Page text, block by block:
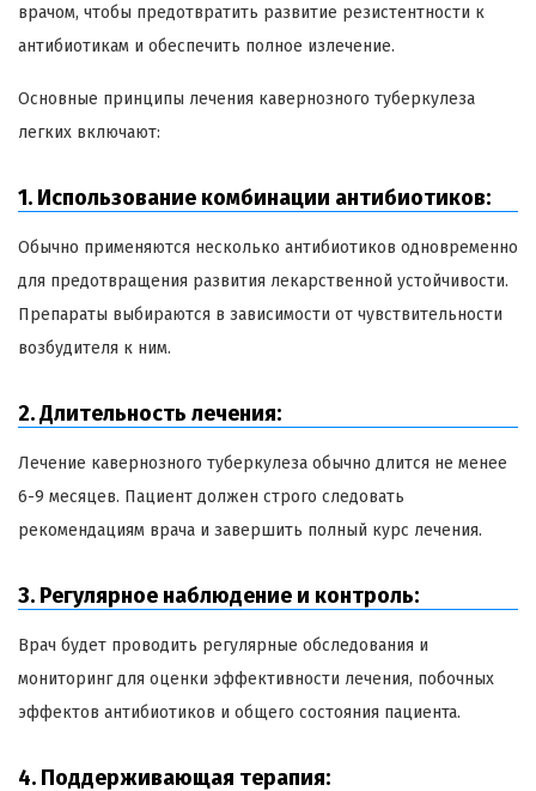
врачом, чтобы предотвратить развитие резистентности к
антибиотикам и обеспечить полное излечение.
Основные принципы лечения кавернозного туберкулеза
легких включают:
1. Использование комбинации антибиотиков:
Обычно применяются несколько антибиотиков одновременно
для предотвращения развития лекарственной устойчивости.
Препараты выбираются в зависимости от чувствительности
возбудителя к ним.
2. Длительность лечения:
Лечение кавернозного туберкулеза обычно длится не менее
6-9 месяцев. Пациент должен строго следовать
рекомендациям врача и завершить полный курс лечения.
3. Регулярное наблюдение и контроль:
Врач будет проводить регулярные обследования и
мониторинг для оценки эффективности лечения, побочных
эффектов антибиотиков и общего состояния пациента.
4. Поддерживающая терапия: